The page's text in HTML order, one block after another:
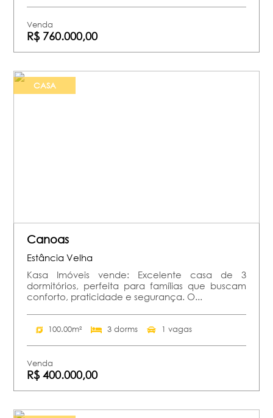
Venda
R$ 760.000,00
CASA
Canoas
Estância Velha
Kasa Imóveis vende: Excelente casa de 3
dormitórios, perfeita para famílias que buscam
conforto, praticidade e segurança. O...
100.00m² 3 dorms 1 vagas
Venda
R$ 400.000,00